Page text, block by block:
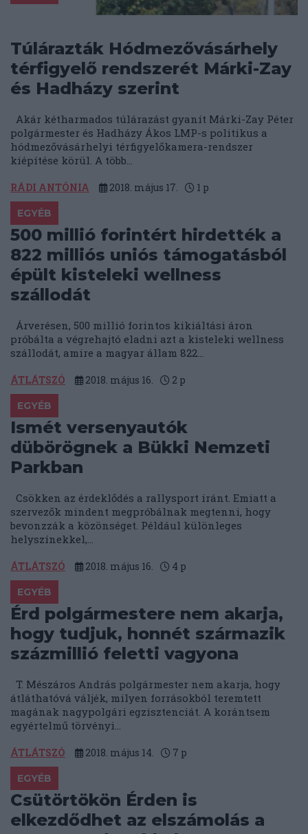
Túlárazták Hódmezővásárhely
térfigyelő rendszerét Márki-Zay
és Hadházy szerint
Akár kétharmados túlárazást gyanít Márki-Zay Péter
polgármester és Hadházy Ákos LMP-s politikus a
hódmezővásárhelyi térfigyelőkamera-rendszer
kiépítése körül. A több...
RÁDI ANTÓNIA 2018. május 17. 1 p
EGYÉB
500 millió forintért hirdették a
822 milliós uniós támogatásból
épült kisteleki wellness
szállodát
Árverésen, 500 millió forintos kikiáltási áron
próbálta a végrehajtó eladni azt a kisteleki wellness
szállodát, amire a magyar állam 822...
ÁTLÁTSZÓ 2018. május 16. 2 p
EGYÉB
Ismét versenyautók
dübörögnek a Bükki Nemzeti
Parkban
Csökken az érdeklődés a rallysport iránt. Emiatt a
szervezők mindent megpróbálnak megtenni, hogy
bevonzzák a közönséget. Például különleges
helyszínekkel,...
ÁTLÁTSZÓ 2018. május 16. 4 p
EGYÉB
Érd polgármestere nem akarja,
hogy tudjuk, honnét származik
százmillió feletti vagyona
T. Mészáros András polgármester nem akarja, hogy
átláthatóvá váljék, milyen forrásokból teremtett
magának nagypolgári egzisztenciát. A korántsem
egyértelmű törvényi...
ÁTLÁTSZÓ 2018. május 14. 7 p
EGYÉB
Csütörtökön Érden is
elkezdődhet az elszámolás a